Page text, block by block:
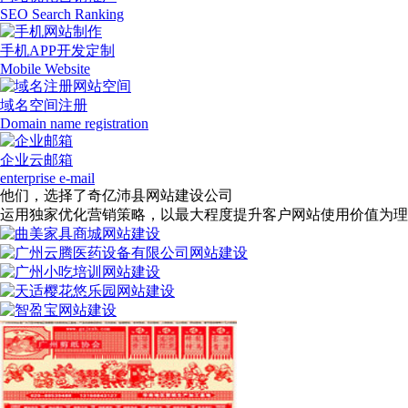
SEO Search Ranking
手机APP开发定制
Mobile Website
域名空间注册
Domain name registration
企业云邮箱
enterprise e-mail
他们，选择了奇亿沛县网站建设公司
运用独家优化营销策略，以最大程度提升客户网站使用价值为